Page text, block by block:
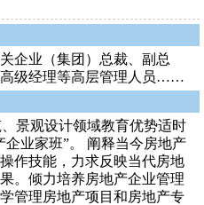
企业（集团）总裁、副总
级经理等高层管理人员……
景观设计领域教育优势适时
业家班”。 阐释当今房地产
作技能，力求反映当代房地
。倾力培养房地产企业管理
管理房地产项目和房地产专